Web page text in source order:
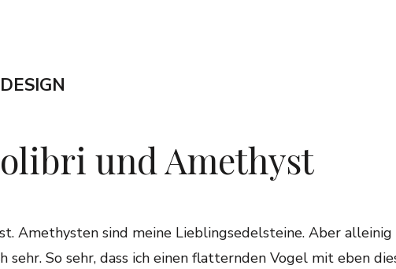
und Amethyst
Amethysten sind meine Lieblingsedelsteine. Aber alleinig
So sehr, dass ich einen flatternden Vogel mit eben